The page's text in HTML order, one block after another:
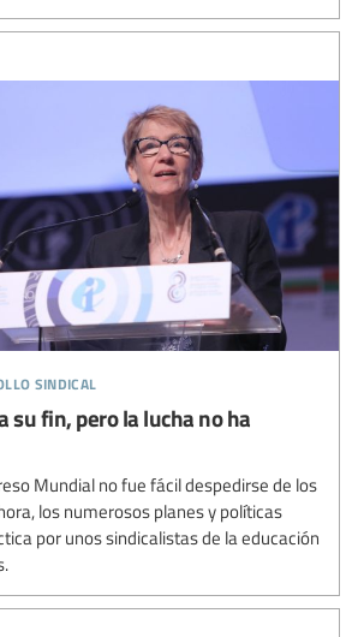
sindical
su fin, pero la lucha no ha
Mundial no fue fácil despedirse de los
los numerosos planes y políticas
por unos sindicalistas de la educación